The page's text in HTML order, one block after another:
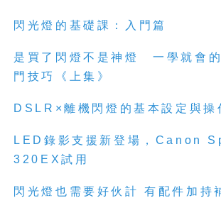
閃光燈的基礎課：入門篇
是買了閃燈不是神燈 一學就會的
門技巧《上集》
DSLR×離機閃燈的基本設定與操
LED錄影支援新登場，Canon
320EX試用
閃光燈也需要好伙計 有配件加持